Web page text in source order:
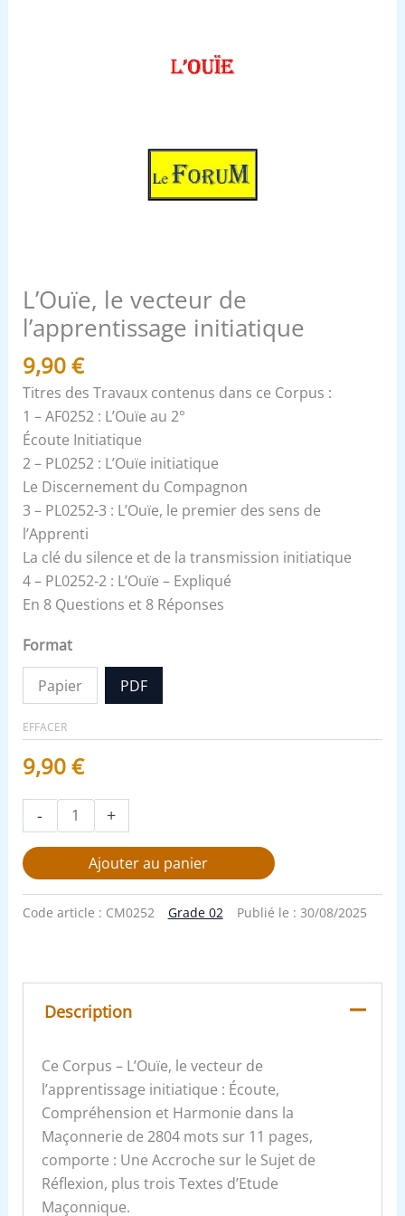
L’Ouïe, le vecteur de
l’apprentissage initiatique
9,90€
Titres des Travaux contenus dans ce Corpus :
1 – AF0252 : L’Ouïe au 2°
Écoute Initiatique
2 – PL0252 : L’Ouïe initiatique
Le Discernement du Compagnon
3 – PL0252-3 : L’Ouïe, le premier des sens de
l’Apprenti
La clé du silence et de la transmission initiatique
4 – PL0252-2 : L’Ouïe – Expliqué
En 8 Questions et 8 Réponses
Format
Papier PDF
EFFACER
9,90€
- +
Ajouter au panier
Code article : CM0252 Grade 02 Publié le : 30/08/2025
Description
Ce Corpus – L’Ouïe, le vecteur de
l’apprentissage initiatique : Écoute,
Compréhension et Harmonie dans la
Maçonnerie de 2804 mots sur 11 pages,
comporte : Une Accroche sur le Sujet de
Réflexion, plus trois Textes d’Etude
Maçonnique.